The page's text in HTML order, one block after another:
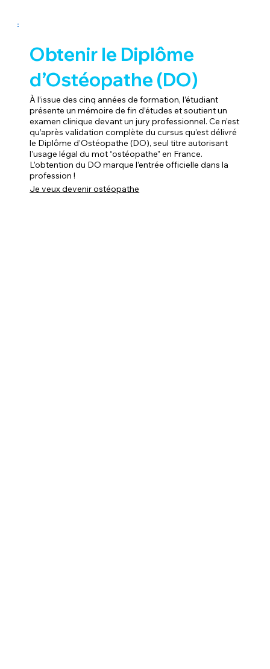
Obtenir le Diplôme
d’Ostéopathe (DO)
Je veux devenir ostéopathe
À l’issue des cinq années de formation, l’étudiant
présente un mémoire de fin d’études et soutient un
examen clinique devant un jury professionnel. Ce n’est
qu’après validation complète du cursus qu’est délivré
le Diplôme d’Ostéopathe (DO), seul titre autorisant
l’usage légal du mot “ostéopathe” en France.
L’obtention du DO marque l’entrée officielle dans la
profession !